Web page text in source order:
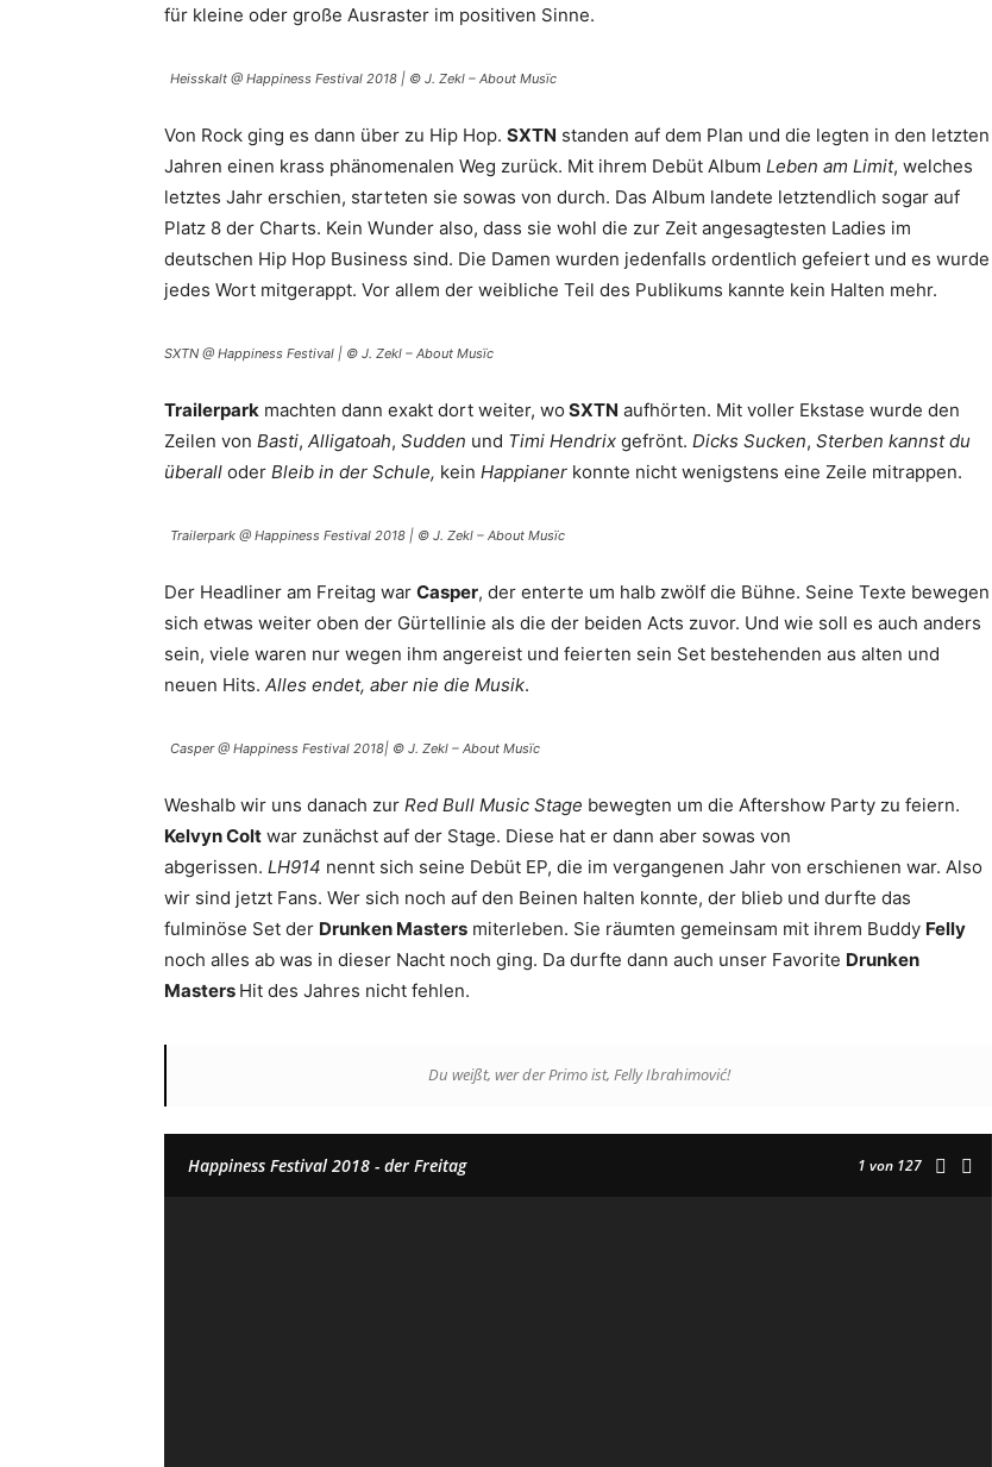
für kleine oder große Ausraster im positiven Sinne.
Heisskalt @ Happiness Festival 2018 | © J. Zekl – About Musïc
Von Rock ging es dann über zu Hip Hop. SXTN standen auf dem Plan und die legten in den letzten
Jahren einen krass phänomenalen Weg zurück. Mit ihrem Debüt Album Leben am Limit, welches
letztes Jahr erschien, starteten sie sowas von durch. Das Album landete letztendlich sogar auf
Platz 8 der Charts. Kein Wunder also, dass sie wohl die zur Zeit angesagtesten Ladies im
deutschen Hip Hop Business sind. Die Damen wurden jedenfalls ordentlich gefeiert und es wurde
jedes Wort mitgerappt. Vor allem der weibliche Teil des Publikums kannte kein Halten mehr.
SXTN @ Happiness Festival | © J. Zekl – About Musïc
Trailerpark machten dann exakt dort weiter, wo SXTN aufhörten. Mit voller Ekstase wurde den
Zeilen von Basti, Alligatoah, Sudden und Timi Hendrix gefrönt. Dicks Sucken, Sterben kannst du
überall oder Bleib in der Schule, kein Happianer konnte nicht wenigstens eine Zeile mitrappen.
Trailerpark @ Happiness Festival 2018 | © J. Zekl – About Musïc
Der Headliner am Freitag war Casper, der enterte um halb zwölf die Bühne. Seine Texte bewegen
sich etwas weiter oben der Gürtellinie als die der beiden Acts zuvor. Und wie soll es auch anders
sein, viele waren nur wegen ihm angereist und feierten sein Set bestehenden aus alten und
neuen Hits. Alles endet, aber nie die Musik.
Casper @ Happiness Festival 2018| © J. Zekl – About Musïc
Weshalb wir uns danach zur Red Bull Music Stage bewegten um die Aftershow Party zu feiern.
Kelvyn Colt war zunächst auf der Stage. Diese hat er dann aber sowas von
abgerissen. LH914 nennt sich seine Debüt EP, die im vergangenen Jahr von erschienen war. Also
wir sind jetzt Fans. Wer sich noch auf den Beinen halten konnte, der blieb und durfte das
fulminöse Set der Drunken Masters miterleben. Sie räumten gemeinsam mit ihrem Buddy Felly
noch alles ab was in dieser Nacht noch ging. Da durfte dann auch unser Favorite Drunken
Masters Hit des Jahres nicht fehlen.
Du weißt, wer der Primo ist, Felly Ibrahimović!
Happiness Festival 2018 - der Freitag 1 von 127